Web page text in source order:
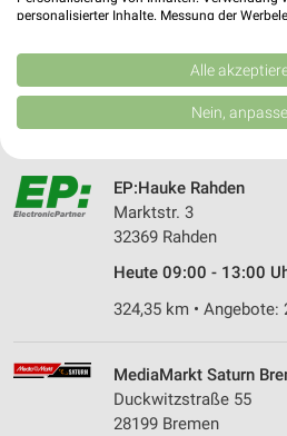
Oyler Str. 8
31582 Nienburg
Heute 09:00 - 18:00
284,39 km • Angebote:
EP:Hauke Rahden
Marktstr. 3
32369 Rahden
Heute 09:00 - 13:00
324,35 km • Angebote:
MediaMarkt Saturn
Duckwitzstraße 55
28199 Bremen
personalisierter Inhalte. Messung der
Kombinationen von Daten aus
Verbesserung der Angebote. Verwendung
von Inhalten.
Daten können außerhalb der Europäischen
USA gesendet werden.
Website/App.
Partnerliste anzeigen (1 IAB-Anbieter)
Speichern von oder Zugriff auf
auf einem Endgerät
Werbeanzeigen
Alle
Nein,